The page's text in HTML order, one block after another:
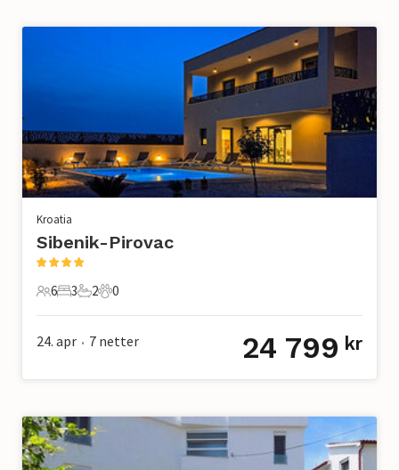
Kroatia
Sibenik-Pirovac
6 Gjester
6
3 Soverom
3
2 Bad
2
0 Kjæledyr
0
24. apr • 7 netter 24 799 kr